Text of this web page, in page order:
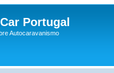
Portugal
Autocaravanismo